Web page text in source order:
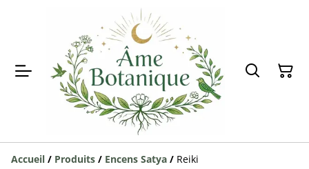
Accueil / Produits / Encens Satya / Reiki